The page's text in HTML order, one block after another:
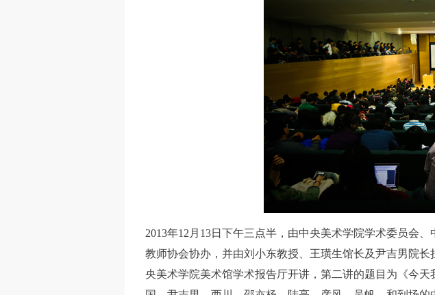
2013年12月13日下午三点半，由中央美术学院学术委员会
教师协会协办，并由刘小东教授、王璜生馆长及尹吉男院
央美术学院美术馆学术报告厅开讲，第二讲的题目为《今